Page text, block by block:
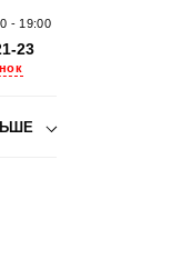
- 19:00
23